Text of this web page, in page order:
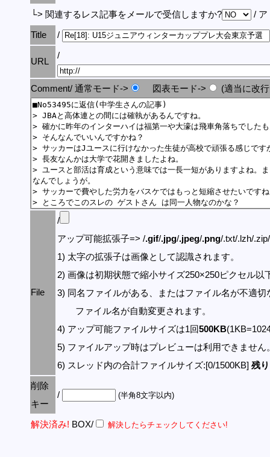
└> 関連するレス記事をメールで受信しますか?
/ ア
Title
/
URL
/
Comment/ 通常モード-> 図表モード-> (適当に改
File
/
アップ可能拡張子=> /.gif/.jpg/.jpeg/.png/.txt/.lzh/
1) 太字の拡張子は画像として認識されます。
2) 画像は初期状態で縮小サイズ250×250ピクセル以
3) 同名ファイルがある、またはファイル名が不適切
ファイル名が自動変更されます。
4) アップ可能ファイルサイズは1回500KB
5) ファイルアップ時はプレビューは利用できません
6) スレッド内の合計ファイルサイズ:[0/1500KB] 残
削除
キー
/ (半角8文字以内)
解決済み! BOX/ 解決したらチェックしてください!